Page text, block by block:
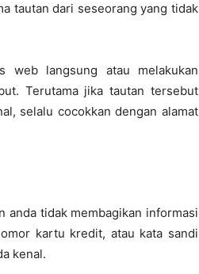
tautan dari seseorang yang tidak
web langsung atau melakukan
Terutama jika tautan tersebut
selalu cocokkan dengan alamat
anda tidak membagikan informasi
kartu kredit, atau kata sandi
kenal.